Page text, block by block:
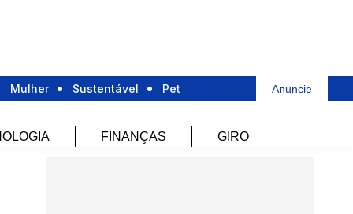
Mulher Sustentável Pet Anuncie
FINANÇAS GIRO